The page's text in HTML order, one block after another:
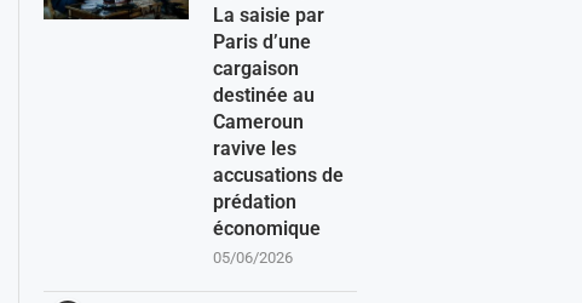
La saisie par
Paris d’une
cargaison
destinée au
Cameroun
ravive les
accusations de
prédation
économique
05/06/2026